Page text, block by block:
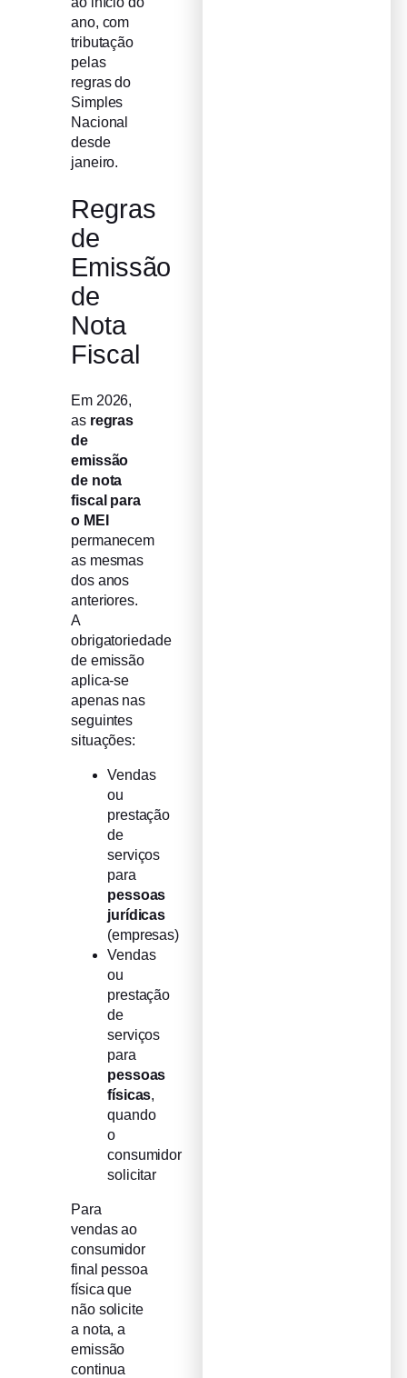
ano, com
tributação
pelas
regras do
Simples
Nacional
desde
janeiro.
Regras
de
Emissão
de
Nota
Fiscal
Em 2026,
as regras
de
emissão
de nota
fiscal para
o MEI
permanecem
as mesmas
dos anos
anteriores.
A
obrigatoriedade
de emissão
aplica-se
apenas nas
seguintes
situações:
Vendas
ou
prestação
de
serviços
para
pessoas
jurídicas
(empresas)
Vendas
ou
prestação
de
serviços
para
pessoas
físicas,
quando
o
consumidor
solicitar
Para
vendas ao
consumidor
final pessoa
física que
não solicite
a nota, a
emissão
continua